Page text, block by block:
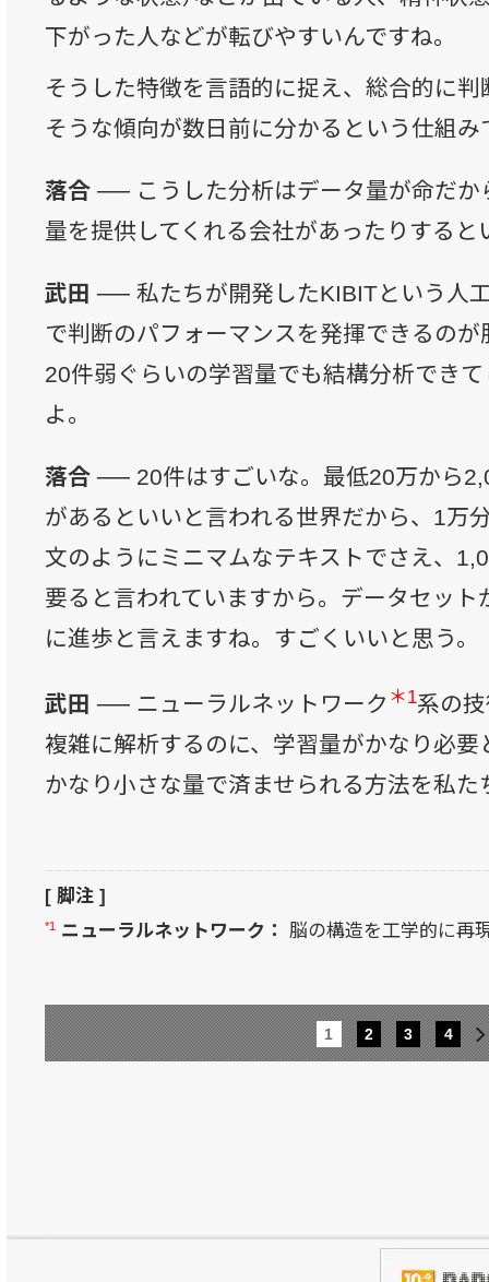
下がった人などが転びやすいんですね。
そうした特徴を言語的に捉え、総合的に
そうな傾向が数日前に分かるという仕組み
落合 ── こうした分析はデータ量が命だ
量を提供してくれる会社があったりすると
武田 ── 私たちが開発したKIBITという人
で判断のパフォーマンスを発揮できるの
20件弱ぐらいの学習量でも結構分析でき
よ。
落合 ── 20件はすごいな。最低20万から
があるといいと言われる世界だから、1万
文のようにミニマムなテキストでさえ、
要ると言われていますから。データセット
に進歩と言えますね。すごくいいと思う。
武田 ── ニューラルネットワーク ＊1系の
複雑に解析するのに、学習量がかなり必要
かなり小さな量で済ませられる方法を私た
[ 脚注 ]
*1 ニューラルネットワーク： 脳の構造を工学的に再
1 2 3 4